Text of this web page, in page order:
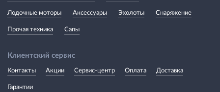
Лодочные моторы Аксессуары Эхолоты Снаряжение
Прочая техника Сапы
Клиентский сервис
Контакты Акции Сервис-центр Оплата Доставка
Гарантии